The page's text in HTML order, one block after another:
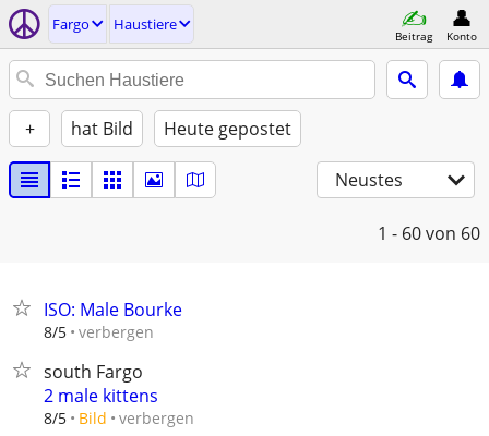
Fargo Haustiere
Beitrag Konto
+ hat Bild Heute gepostet
Neustes
1 - 60von 60
ISO: Male Bourke
8/5 verbergen
south Fargo
2 male kittens
8/5 Bild verbergen